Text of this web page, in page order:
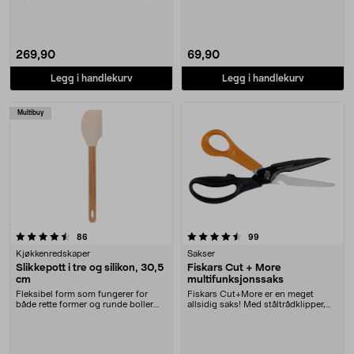
269,90
Legg i handlekurv
69,90
Legg i handlekurv
Multibuy
86
Kjøkkenredskaper
Slikkepott i tre og silikon, 30,5
cm
Fleksibel form som fungerer for
både rette former og runde boller.
4.5 av 5 stjerner 99
Sakser
Fiskars Cut + More
multifunksjonssaks
Fiskars Cut+More er en meget
allsidig saks! Med ståltrådklipper,